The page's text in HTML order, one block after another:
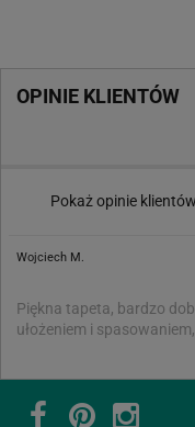
OPINIE KLIENTÓW
Pokaż opinie klientów
Wojciech M.
Piękna tapeta, bardzo
ułożeniem i